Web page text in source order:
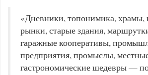
«Дневники, топонимика, храмы,
рынки, старые здания,
гаражные кооперативы,
предприятия, промыслы,
гастрономические шедевры —